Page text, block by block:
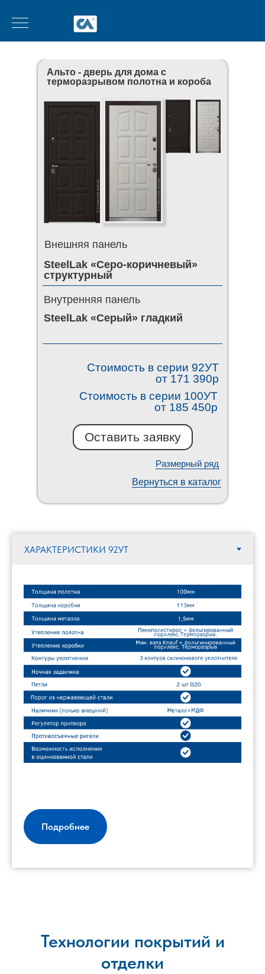
Альто - дверь для дома с
терморазрывом полотна и короба
SteelLak «Серо-коричневый»
структурный
SteelLak «Серый» гладкий
Стоимость в серии 92УТ
от 171 390р
Внешняя панель
Внутренняя панель
Размерный ряд
Оставить заявку
Стоимость в серии 100УТ
от 185 450р
Вернуться в каталог
Подробнее
Технологии покрытий и
отделки